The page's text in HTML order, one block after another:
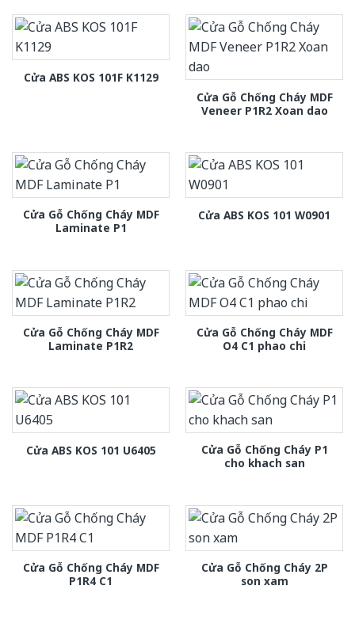
Cửa ABS KOS 101F K1129
Cửa Gỗ Chống Cháy MDF
Veneer P1R2 Xoan dao
Cửa Gỗ Chống Cháy MDF
Laminate P1
Cửa ABS KOS 101 W0901
Cửa Gỗ Chống Cháy MDF
Laminate P1R2
Cửa Gỗ Chống Cháy MDF
O4 C1 phao chi
Cửa ABS KOS 101 U6405
Cửa Gỗ Chống Cháy P1
cho khach san
Cửa Gỗ Chống Cháy MDF
P1R4 C1
Cửa Gỗ Chống Cháy 2P
son xam